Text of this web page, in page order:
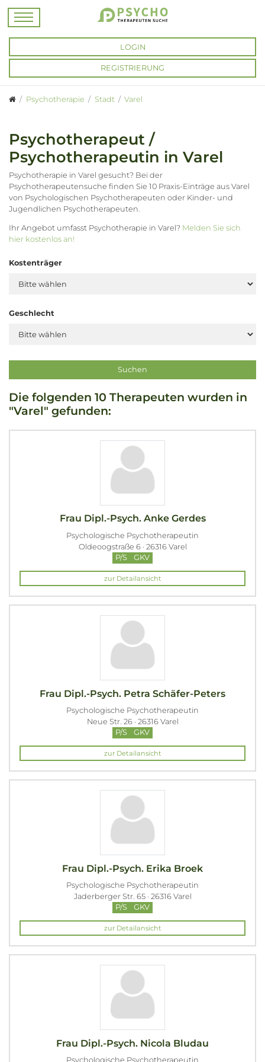
LOGIN
REGISTRIERUNG
Psychotherapie Stadt Varel
Psychotherapeut /
Psychotherapeutin in Varel
Psychotherapie in Varel gesucht? Bei der
Psychotherapeutensuche finden Sie 10 Praxis-Einträge aus Varel
von Psychologischen Psychotherapeuten oder Kinder- und
Jugendlichen Psychotherapeuten.
Ihr Angebot umfasst Psychotherapie in Varel? Melden Sie sich
hier kostenlos an!
Kostenträger
Geschlecht
Die folgenden 10 Therapeuten wurden in
"Varel" gefunden:
Frau Dipl.-Psych. Anke Gerdes
Psychologische Psychotherapeutin
Oldeoogstraße 6 · 26316 Varel
P/S
GKV
zur Detailansicht
Frau Dipl.-Psych. Petra Schäfer-Peters
Psychologische Psychotherapeutin
Neue Str. 26 · 26316 Varel
P/S
GKV
zur Detailansicht
Frau Dipl.-Psych. Erika Broek
Psychologische Psychotherapeutin
Jaderberger Str. 65 · 26316 Varel
P/S
GKV
zur Detailansicht
Frau Dipl.-Psych. Nicola Bludau
Psychologische Psychotherapeutin